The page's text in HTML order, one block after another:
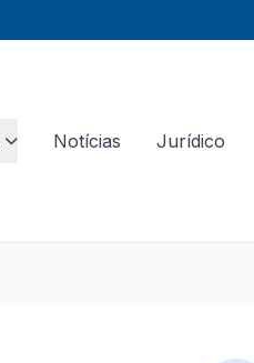
Notícias Jurídico